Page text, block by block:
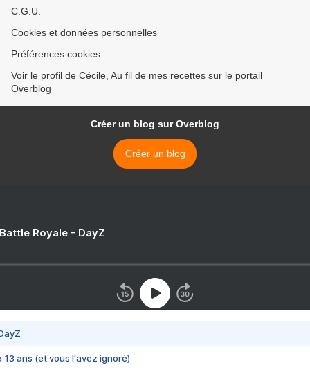
C.G.U.
Cookies et données personnelles
Préférences cookies
Voir le profil de Cécile, Au fil de mes recettes sur le portail
Overblog
Créer un blog sur Overblog
Créer un blog
Royale - DayZ
13 ans (et vous l'avez ignoré)